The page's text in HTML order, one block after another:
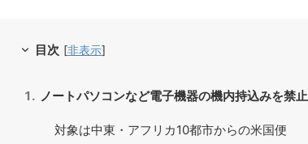
目次 [非表示]
ノートパソコンなど電子機器の機内持込みを禁止
対象は中東・アフリカ10都市からの米国便